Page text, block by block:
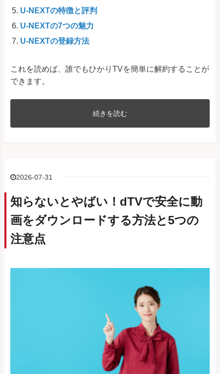
U-NEXTの特徴と評判
U-NEXTの7つの魅力
U-NEXTの登録方法
これを読めば、誰でもひかりTVを簡単に解約することが
できます。
続きを読む
2026-07-31
知らないとやばい！dTVで安全に動
画をダウンロードする方法と5つの
注意点